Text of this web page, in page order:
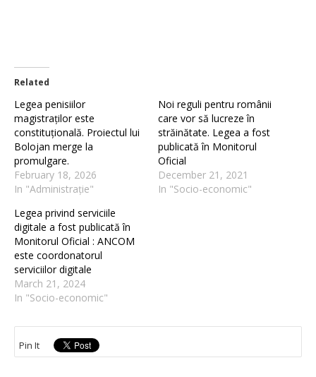
Related
Legea penisiilor
magistraților este
constituțională. Proiectul lui
Bolojan merge la
promulgare.
February 18, 2026
In "Administrație"
Noi reguli pentru românii
care vor să lucreze în
străinătate. Legea a fost
publicată în Monitorul
Oficial
December 21, 2021
In "Socio-economic"
Legea privind serviciile
digitale a fost publicată în
Monitorul Oficial : ANCOM
este coordonatorul
serviciilor digitale
March 21, 2024
In "Socio-economic"
Pin It